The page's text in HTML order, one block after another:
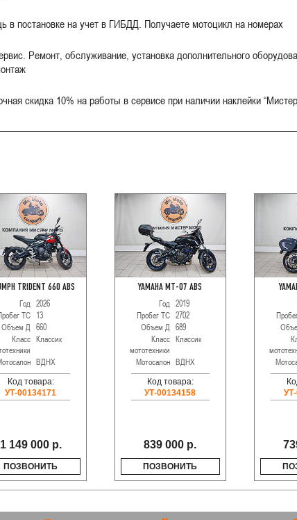
в постановке на учет в ГИБДД. Получаете мотоцикл на номерах
Ремонт, обслуживание, установка дополнительного
скидка 10% на работы в сервисе при наличии наклейки
TRIDENT 660 ABS
Год 2026
ТС 13
Объем Д 660
Класс Классик
ВДНХ
Код товара:
УТ-00134171
1 149 000 р.
ПОЗВОНИТЬ
YAMAHA MT-07 ABS
Год 2019
Пробег ТС 2702
Объем Д 689
Класс
мототехники
Классик
Мотосалон ВДНХ
Код товара:
УТ-00134158
839 000 р.
ПОЗВОНИТЬ